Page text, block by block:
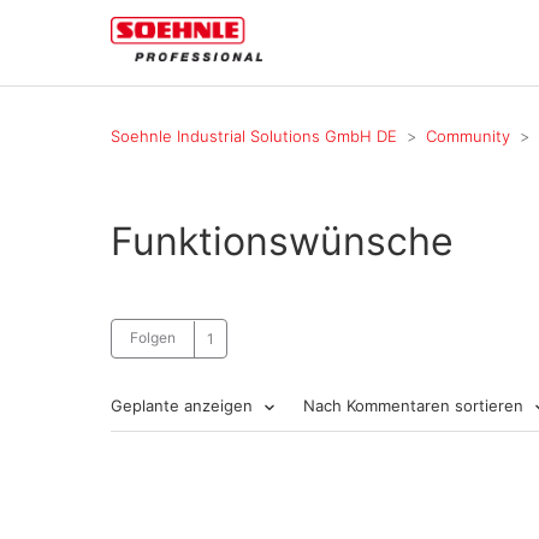
Soehnle Industrial Solutions GmbH DE Community
Funktionswünsche
Folgen
Geplante anzeigen Nach Kommentaren sortieren